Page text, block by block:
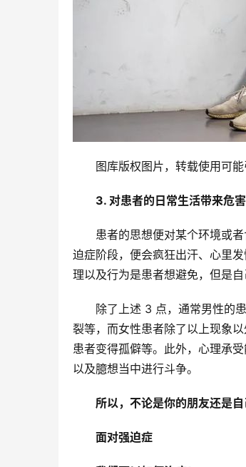
图库版权图片，转载使用可
3. 对患者的日常生活带来危害
患者的思想便对某个环境或
迫症阶段，便会疯狂出汗、心里
理以及行为是患者想避免，但是自
除了上述 3 点，通常男性的
裂等，而女性患者除了以上现象
患者变得孤僻等。此外，心理承
以及臆想当中进行斗争。
所以，不论是你的朋友还是
面对强迫症